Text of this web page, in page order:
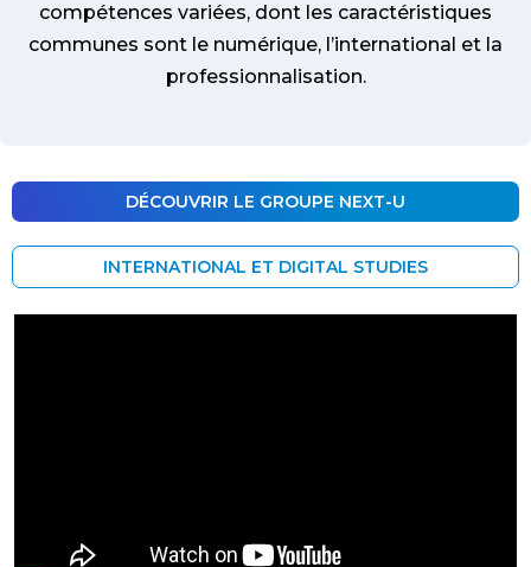
compétences variées, dont les caractéristiques
communes sont le numérique, l’international et la
professionnalisation.
DÉCOUVRIR LE GROUPE NEXT-U
INTERNATIONAL ET DIGITAL STUDIES